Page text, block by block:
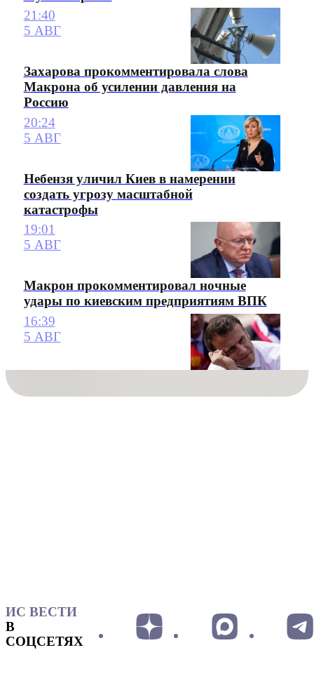
21:40
5 АВГ
Захарова прокомментировала слова
Макрона об усилении давления на
Россию
20:24
5 АВГ
Небензя уличил Киев в намерении
создать угрозу масштабной
катастрофы
19:01
5 АВГ
Макрон прокомментировал ночные
удары по киевским предприятиям ВПК
16:39
5 АВГ
ИС ВЕСТИ
В
СОЦСЕТЯХ